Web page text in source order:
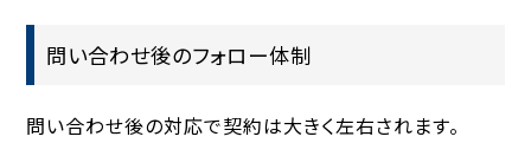
問い合わせ後のフォロー体制
問い合わせ後の対応で契約は大きく左右されます。